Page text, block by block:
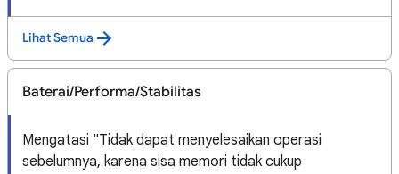
Lihat Semua
Baterai/Performa/Stabilitas
Mengatasi "Tidak dapat menyelesaikan operasi
sebelumnya, karena sisa memori tidak cukup